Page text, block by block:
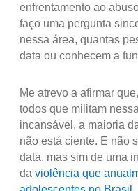
enfrentamento ao
faço uma pergunta
nessa área, quantas
data ou conhecem a
Me atrevo a afirmar
todos que militam
incansável, a maioria
não está ciente. E não
data, mas sim de uma
da violência que